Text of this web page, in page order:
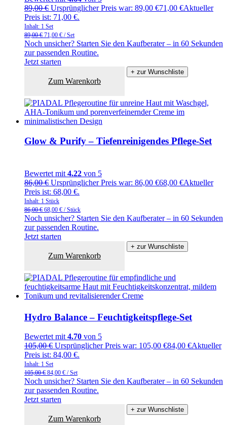
89,00€ Ursprünglicher Preis war: 89,00 €71,00 €Aktueller
Preis ist: 71,00 €.
Inhalt: 1 Set
89,00€ 71,00 € /Set
Noch unsicher? Starten Sie den Kaufberater – in 60 Sekunden
zur passenden Routine.
Jetzt starten
Zum Warenkorb
+ zur Wunschliste
Glow & Purify – Tiefenreinigendes Pflege-Set
Bewertet mit 4.22 von 5
86,00€ Ursprünglicher Preis war: 86,00 €68,00 €Aktueller
Preis ist: 68,00 €.
Inhalt: 1 Stück
86,00€ 68,00 € /Stück
Noch unsicher? Starten Sie den Kaufberater – in 60 Sekunden
zur passenden Routine.
Jetzt starten
Zum Warenkorb
+ zur Wunschliste
Hydro Balance – Feuchtigkeitspflege-Set
Bewertet mit 4.70 von 5
105,00€ Ursprünglicher Preis war: 105,00 €84,00 €Aktueller
Preis ist: 84,00 €.
Inhalt: 1 Set
105,00€ 84,00 € /Set
Noch unsicher? Starten Sie den Kaufberater – in 60 Sekunden
zur passenden Routine.
Jetzt starten
Zum Warenkorb
+ zur Wunschliste